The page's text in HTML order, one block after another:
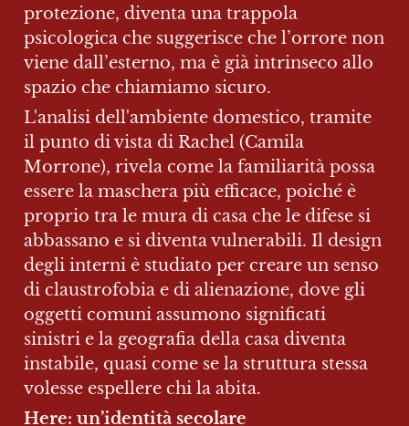
protezione, diventa una trappola
psicologica che suggerisce che l’orrore non
viene dall’esterno, ma è già intrinseco allo
spazio che chiamiamo sicuro.
L'analisi dell'ambiente domestico, tramite
il punto di vista di Rachel (Camila
Morrone), rivela come la familiarità possa
essere la maschera più efficace, poiché è
proprio tra le mura di casa che le difese si
abbassano e si diventa vulnerabili. Il design
degli interni è studiato per creare un senso
di claustrofobia e di alienazione, dove gli
oggetti comuni assumono significati
sinistri e la geografia della casa diventa
instabile, quasi come se la struttura stessa
volesse espellere chi la abita.
Here: un’identità secolare